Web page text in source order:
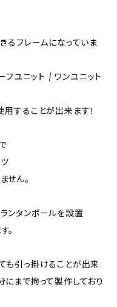
るフレームになっていま
ユニット / ワンユニット
することが出来ます！
せん。
ンタンポールを設置
。
も引っ掛けることが出来
まで拘って製作しており